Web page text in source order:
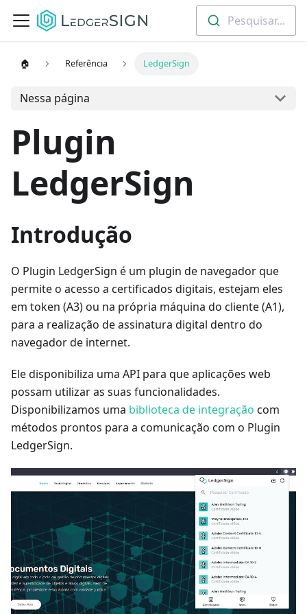
Pesquisar...
🏠 Referência LedgerSign
Nessa página
Plugin
LedgerSign
Introdução
O Plugin LedgerSign é um plugin de navegador que
permite o acesso a certificados digitais, estejam eles
em token (A3) ou na própria máquina do cliente (A1),
para a realização de assinatura digital dentro do
navegador de internet.
Ele disponibiliza uma API para que aplicações web
possam utilizar as suas funcionalidades.
Disponibilizamos uma biblioteca de integração com
métodos prontos para a comunicação com o Plugin
LedgerSign.